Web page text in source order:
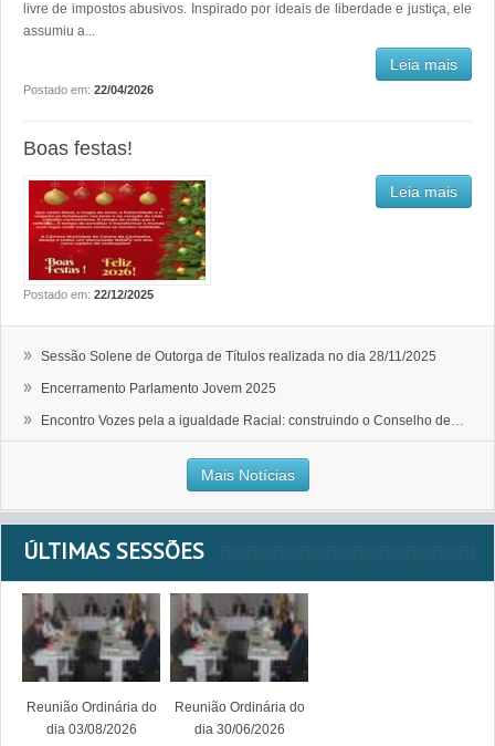
livre de impostos abusivos. Inspirado por ideais de liberdade e justiça, ele
assumiu a...
Leia mais
Postado em: 22/04/2026
Boas festas!
Leia mais
Postado em: 22/12/2025
» Sessão Solene de Outorga de Títulos realizada no dia 28/11/2025
» Encerramento Parlamento Jovem 2025
» Encontro Vozes pela a igualdade Racial: construindo o Conselho de Políticas de Igualdade Racial
Mais Notícias
ÚLTIMAS SESSÕES
Reunião Ordinária do
dia 03/08/2026
Reunião Ordinária do
dia 30/06/2026